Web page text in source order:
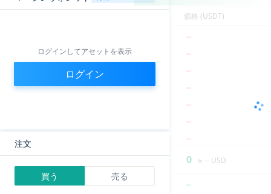
USDT
ログインしてアセットを表示
ログイン
注文
買う 売る
価格 (USDT)
--
--
--
--
--
--
--
--
--
0 ≈ -- USD
--